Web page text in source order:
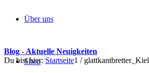
Über uns
Shop
Blog - Aktuelle Neuigkeiten
Du bist hier: Startseite1 / glattkantbretter_Kiel